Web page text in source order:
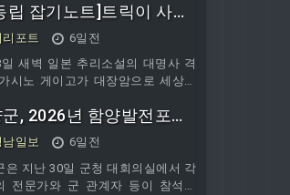
술정통신부와
립 잡기노트]트릭이 사라
리, 문학은 무엇으로 남는
리포트
6일전
새벽 일본 추리소설의 대명사 격
시노 게이고가 대장암으로 세상을
덴소 엔지니어로 일하던 그는
, 2026년 함양발전포럼
기 첫 실무협의회 개최
남일보
6일전
은 지난 30일 군청 대회의실에서 각
전문가와 군 관계자 등이 참석한